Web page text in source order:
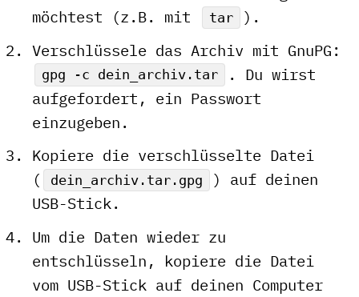
möchtest (z.B. mit
tar
).
Verschlüssele das Archiv mit GnuPG:
gpg -c dein_archiv.tar
. Du wirst
aufgefordert, ein Passwort
einzugeben.
Kopiere die verschlüsselte Datei
(
dein_archiv.tar.gpg
) auf deinen
USB-Stick.
Um die Daten wieder zu
entschlüsseln, kopiere die Datei
vom USB-Stick auf deinen Computer